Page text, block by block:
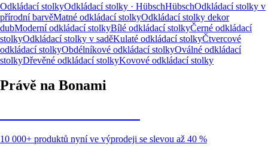
Odkládací stolkyOdkládací stolky · HübschHübschOdkládací stolky v
přírodní barvěMatné odkládací stolkyOdkládací stolky dekor
dubModerní odkládací stolkyBílé odkládací stolkyČerné odkládací
stolkyOdkládací stolky v saděKulaté odkládací stolkyČtvercové
odkládací stolkyObdélníkové odkládací stolkyOválné odkládací
stolkyDřevěné odkládací stolkyKovové odkládací stolky
Právě na Bonami
10 000+ produktů nyní ve výprodeji se slevou až 40 %